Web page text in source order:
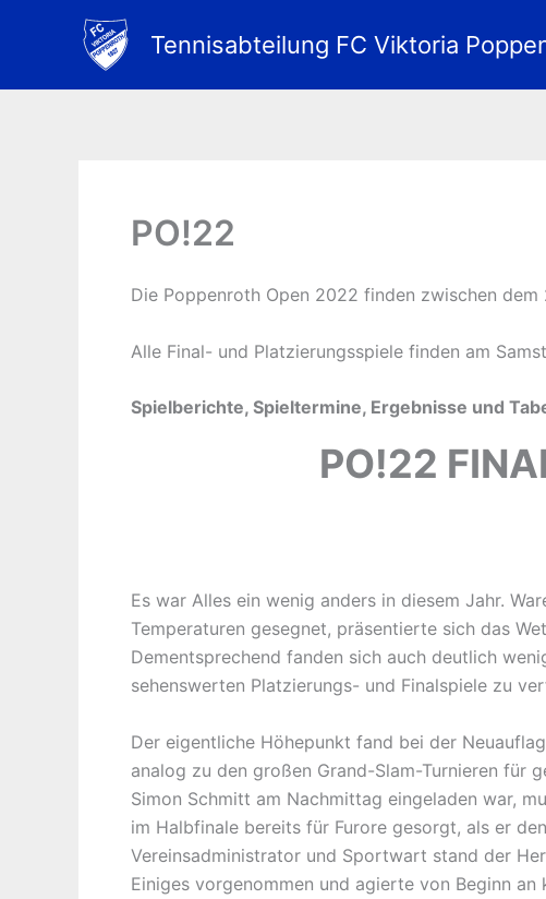
Tennisabteilung FC Viktoria
PO!22
Die Poppenroth Open 2022 finden zwischen dem
Alle Final- und Platzierungsspiele finden am
Spielberichte, Spieltermine, Ergebnisse und
PO!22
Es war Alles ein wenig anders in diesem Jahr.
Temperaturen gesegnet, präsentierte sich das
Dementsprechend fanden sich auch deutlich
sehenswerten Platzierungs- und Finalspiele zu
Der eigentliche Höhepunkt fand bei der
analog zu den großen Grand-Slam-Turnieren für
Simon Schmitt am Nachmittag eingeladen war,
im Halbfinale bereits für Furore gesorgt, als er
Vereinsadministrator und Sportwart stand der
Einiges vorgenommen und agierte von Beginn